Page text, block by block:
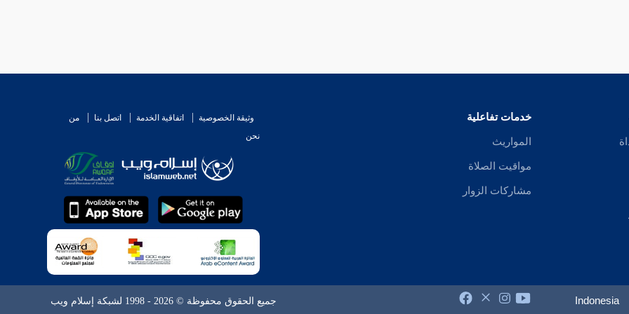
خدمات تفاعلية
المواريث
مواقيت الصلاة
مشاركات الزوار
وثيقة الخصوصية اتفاقية الخدمة اتصل بنا
من
نحن
Indonesia جميع الحقوق محفوظة © 2026 - 1998 لشبكة إسلام ويب